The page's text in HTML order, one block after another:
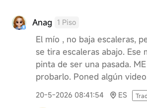
Anag 1 Piso
El mío , no baja escaleras,
se tira escaleras abajo. Ese
pinta de ser una pasada. ME
probarlo. Poned algún
20-5-2026 08:41:54 ES